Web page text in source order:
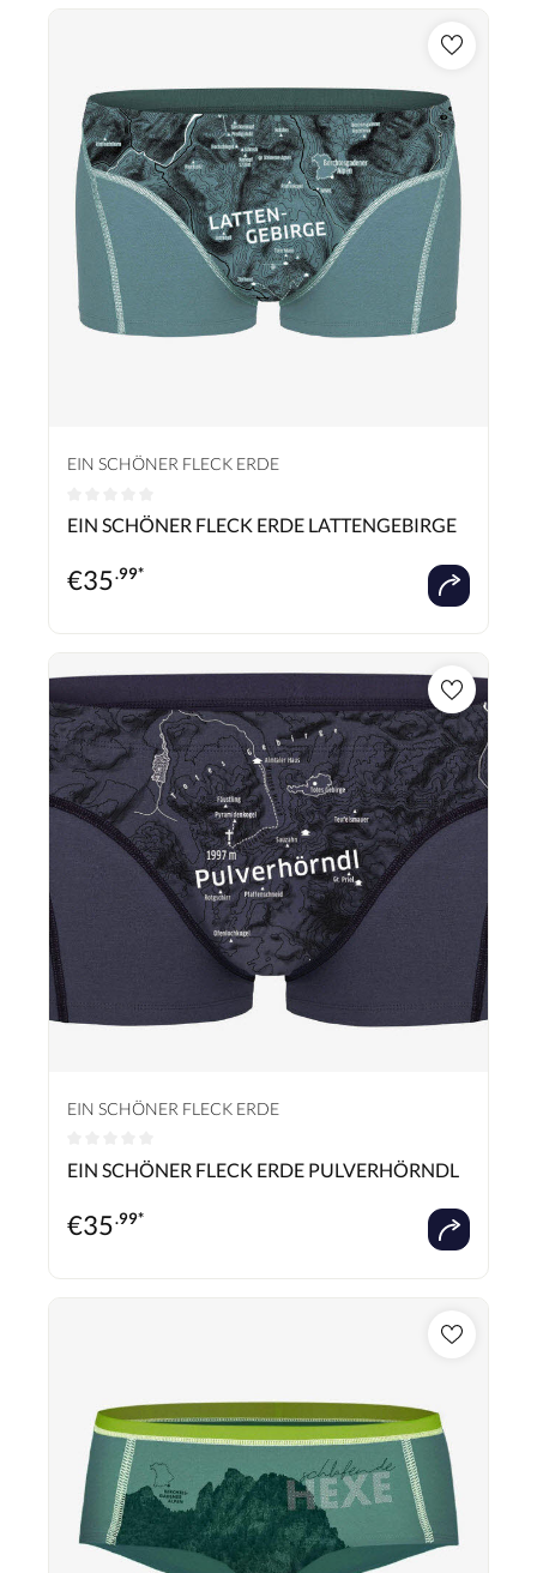
EIN SCHÖNER FLECK ERDE
Durchschnittliche Bewertung von 0 von 5 Sternen
EIN SCHÖNER FLECK ERDE LATTENGEBIRGE
€35.99*
EIN SCHÖNER FLECK ERDE
Durchschnittliche Bewertung von 0 von 5 Sternen
EIN SCHÖNER FLECK ERDE PULVERHÖRNDL
€35.99*